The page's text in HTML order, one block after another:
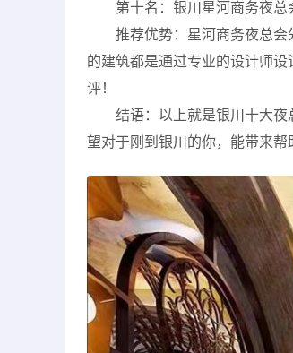
第十名：银川星河商务夜总
推荐优势：星河商务夜总
的建筑都是通过专业的设计师
评！
结语：以上就是银川十大
望对于刚到银川的你，能带来帮